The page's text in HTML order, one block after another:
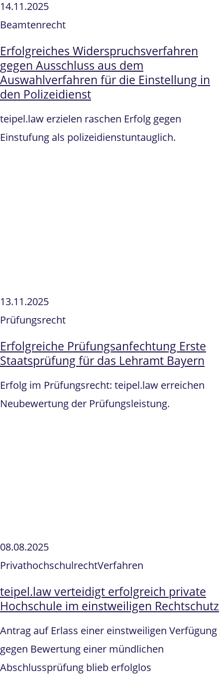
14.11.2025
Beamtenrecht
Erfolgreiches Widerspruchsverfahren
gegen Ausschluss aus dem
Auswahlverfahren für die Einstellung in
den Polizeidienst
teipel.law erzielen raschen Erfolg gegen
Einstufung als polizeidienstuntauglich.
13.11.2025
Prüfungsrecht
Erfolgreiche Prüfungsanfechtung Erste
Staatsprüfung für das Lehramt Bayern
Erfolg im Prüfungsrecht: teipel.law erreichen
Neubewertung der Prüfungsleistung.
08.08.2025
PrivathochschulrechtVerfahren
teipel.law verteidigt erfolgreich private
Hochschule im einstweiligen Rechtschutz
Antrag auf Erlass einer einstweiligen Verfügung
gegen Bewertung einer mündlichen
Abschlussprüfung blieb erfolglos